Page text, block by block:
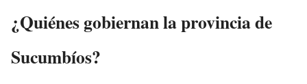
¿Quiénes gobiernan la provincia de
Sucumbíos?